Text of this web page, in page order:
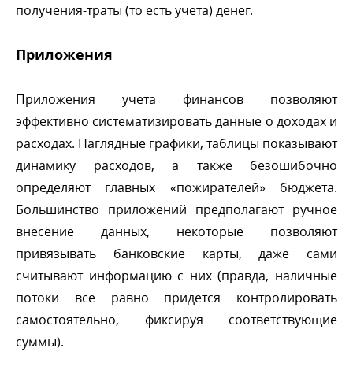
получения-траты (то есть учета) денег.
Приложения
Приложения учета финансов позволяют
эффективно систематизировать данные о доходах и
расходах. Наглядные графики, таблицы показывают
динамику расходов, а также безошибочно
определяют главных «пожирателей» бюджета.
Большинство приложений предполагают ручное
несение данных, некоторые позволяют
привязывать банковские карты, даже сами
считывают информацию с них (правда, наличные
потоки все равно придется контролировать
самостоятельно, фиксируя соответствующие
суммы).